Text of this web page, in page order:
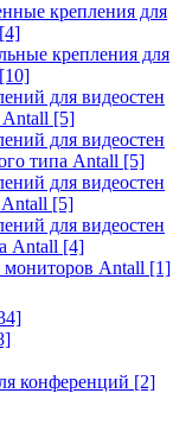
крепления для
[4]
крепления для
[10]
для видеостен
Antall [5]
для видеостен
типа Antall [5]
для видеостен
[5]
для видеостен
Antall [4]
Antall [1]
конференций [2]